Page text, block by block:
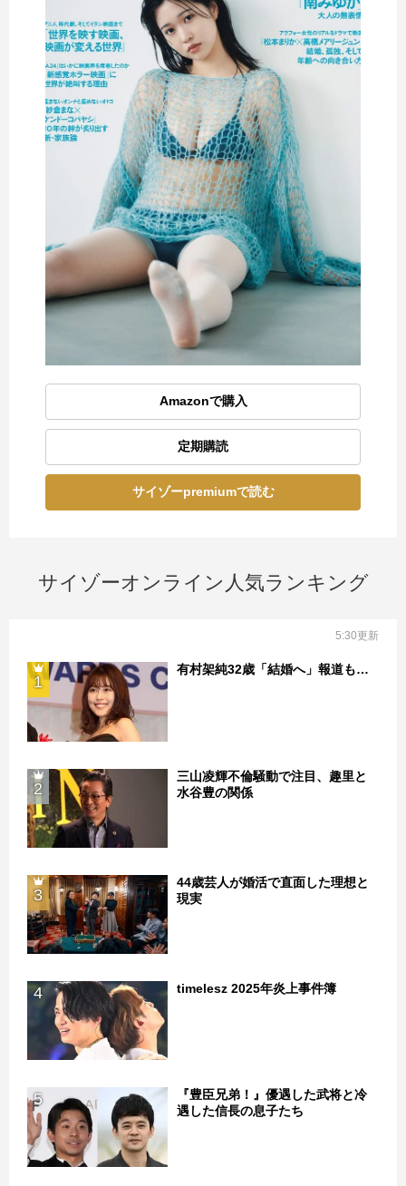
Amazonで購入
定期購読
サイゾーpremiumで読む
サイゾーオンライン人気ランキング
5:30更新
1
有村架純32歳「結婚へ」報道も…
2
三山凌輝不倫騒動で注目、趣里と
水谷豊の関係
3
44歳芸人が婚活で直面した理想と
現実
4 timelesz 2025年炎上事件簿
5
『豊臣兄弟！』優遇した武将と冷
遇した信長の息子たち